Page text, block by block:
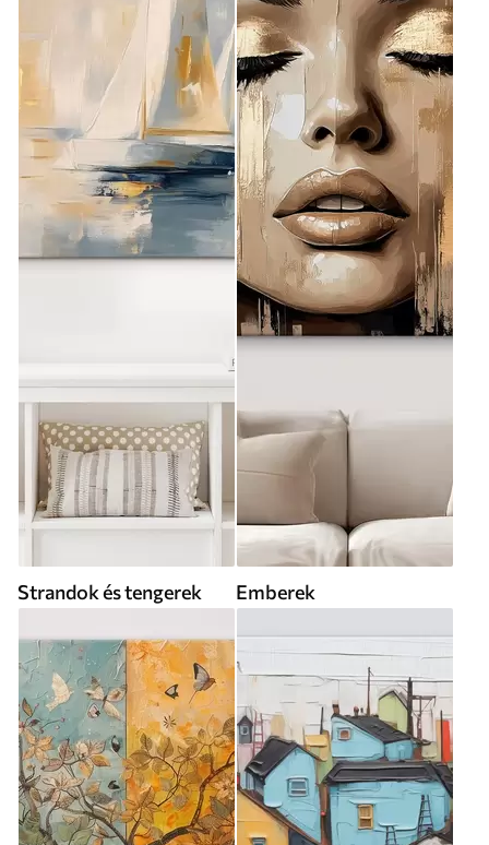
Strandok és tengerek Emberek